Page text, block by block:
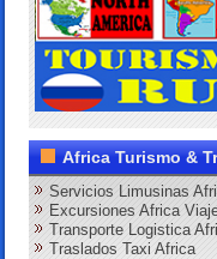
Africa Turismo &
Servicios Limusinas
Excursiones Africa
Transporte Logistica
Traslados Taxi Africa